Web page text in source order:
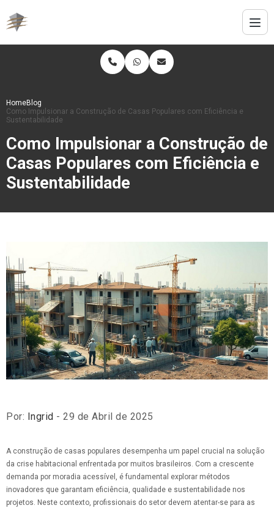
HomeBlog
Como Impulsionar a Construção de Casas Populares com Eficiência e
Sustentabilidade
Como Impulsionar a Construção de
Casas Populares com Eficiência e
Sustentabilidade
Por: Ingrid - 29 de Abril de 2025
A construção de casas populares desempenha um papel crucial na solução
da crise habitacional enfrentada por muitos brasileiros. Com a crescente
demanda por moradia acessível, é fundamental explorar métodos
inovadores que garantam eficiência, qualidade e sustentabilidade nos
projetos. Neste contexto, profissionais do setor devem atentar-se para as